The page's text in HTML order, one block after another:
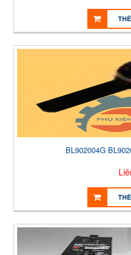
BL902004G